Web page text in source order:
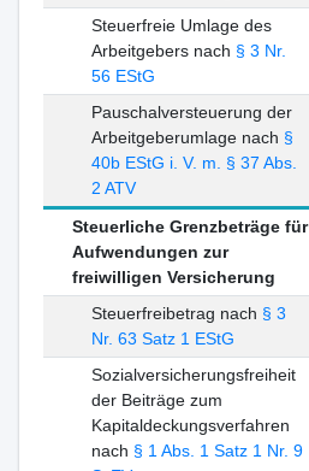
Steuerfreie Umlage des
Arbeitgebers nach § 3 Nr.
56 EStG
Pauschalversteuerung der
Arbeitgeberumlage nach §
40b EStG i. V. m. § 37 Abs.
2 ATV
Steuerliche Grenzbeträge für
Aufwendungen zur
freiwilligen Versicherung
Steuerfreibetrag nach § 3
Nr. 63 Satz 1 EStG
Sozialversicherungsfreiheit
der Beiträge zum
Kapitaldeckungsverfahren
nach § 1 Abs. 1 Satz 1 Nr. 9